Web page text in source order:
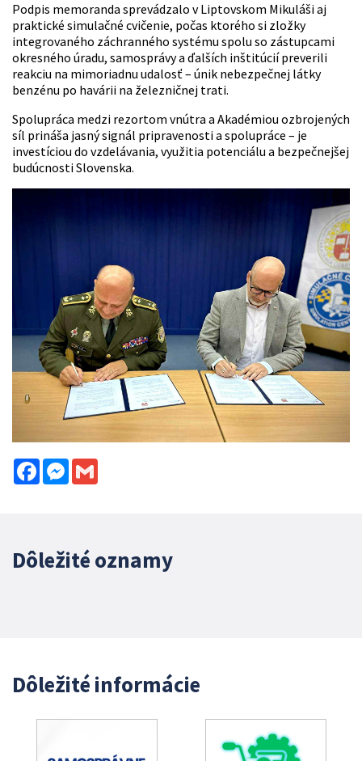
Podpis memoranda sprevádzalo v Liptovskom Mikuláši aj
praktické simulačné cvičenie, počas ktorého si zložky
integrovaného záchranného systému spolu so zástupcami
okresného úradu, samosprávy a ďalších inštitúcií preverili
reakciu na mimoriadnu udalosť – únik nebezpečnej látky
benzénu po havárii na železničnej trati.
Spolupráca medzi rezortom vnútra a Akadémiou ozbrojených
síl prináša jasný signál pripravenosti a spolupráce – je
investíciou do vzdelávania, využitia potenciálu a bezpečnejšej
budúcnosti Slovenska.
FacebookMessenger
Dôležité oznamy
Dôležité informácie